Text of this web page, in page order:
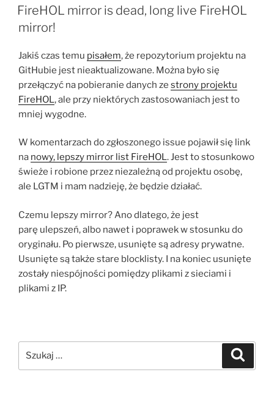
W
FireHOL mirror is dead, long live FireHOL
mirror!
Jakiś czas temu pisałem, że repozytorium projektu na
GitHubie jest nieaktualizowane. Można było się
przełączyć na pobieranie danych ze strony projektu
FireHOL, ale przy niektórych zastosowaniach jest to
mniej wygodne.
W komentarzach do zgłoszonego issue pojawił się link
na nowy, lepszy mirror list FireHOL. Jest to stosunkowo
świeże i robione przez niezależną od projektu osobę,
ale LGTM i mam nadzieję, że będzie działać.
Czemu lepszy mirror? Ano dlatego, że jest
parę ulepszeń, albo nawet i poprawek w stosunku do
oryginału. Po pierwsze, usunięte są adresy prywatne.
Usunięte są także stare blocklisty. I na koniec usunięte
zostały niespójności pomiędzy plikami z sieciami i
plikami z IP.